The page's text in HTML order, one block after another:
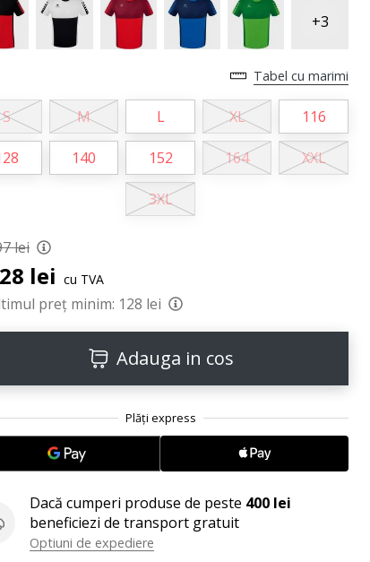
+3
Tabel cu marimi
S M L XL 116
140 152 164 XXL
3XL
lei
lei cu TVA
preț minim: 128 lei
Adauga in cos
Dacă cumperi produse de peste 400 lei
beneficiezi de transport gratuit
Optiuni de expediere